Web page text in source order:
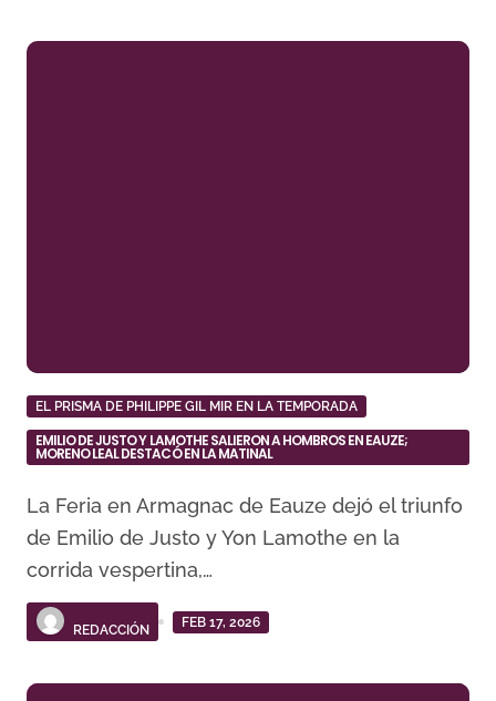
EL PRISMA DE PHILIPPE GIL MIR EN LA TEMPORADA
EMILIO DE JUSTO Y LAMOTHE SALIERON A HOMBROS EN EAUZE;
MORENO LEAL DESTACÓ EN LA MATINAL
La Feria en Armagnac de Eauze dejó el triunfo
de Emilio de Justo y Yon Lamothe en la
corrida vespertina,…
REDACCIÓN
FEB 17, 2026